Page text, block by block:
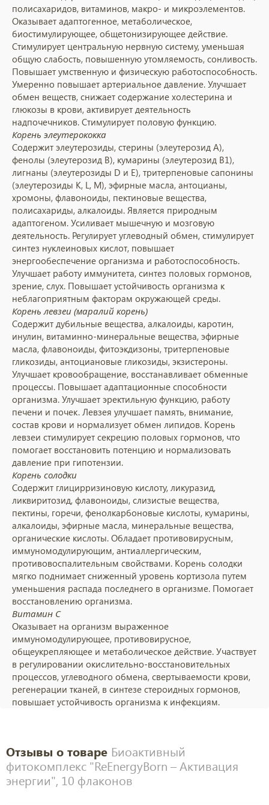
полисахаридов, витаминов, макро- и микроэлементов.
Оказывает адаптогенное, метаболическое,
биостимулирующее, общетонизирующее действие.
Стимулирует центральную нервную систему, уменьшая
общую слабость, повышенную утомляемость, сонливость.
Повышает умственную и физическую работоспособность.
Умеренно повышает артериальное давление. Улучшает
обмен веществ, снижает содержание холестерина и
глюкозы в крови, активирует деятельность
надпочечников. Стимулирует половую функцию.
Корень элеутерококка
Содержит элеутерозиды, стерины (элеутерозид A),
фенолы (элеутерозид B), кумарины (элеутерозид B1),
лигнаны (элеутерозиды D и E), тритерпеновые сапонины
(элеутерозиды K, L, M), эфирные масла, антоцианы,
хромоны, флавоноиды, пектиновые вещества,
полисахариды, алкалоиды. Является природным
адаптогеном. Усиливает мышечную и мозговую
деятельность. Регулирует углеводный обмен, стимулирует
синтез нуклеиновых кислот, повышает
энергообеспечение организма и работоспособность.
Улучшает работу иммунитета, синтез половых гормонов,
зрение, слух. Повышает устойчивость организма к
неблагоприятным факторам окружающей среды.
Корень левзеи (маралий корень)
Содержит дубильные вещества, алкалоиды, каротин,
инулин, витаминно-минеральные вещества, эфирные
масла, флавоноиды, фитоэкдизоны, тритерпеновые
гликозиды, антоциановые гликозиды, экзистероны.
Улучшает кровообращение, восстанавливает обменные
процессы. Повышает адаптационные способности
организма. Улучшает эректильную функцию, работу
печени и почек. Левзея улучшает память, внимание,
состав крови и нормализует обмен липидов. Корень
левзеи стимулирует секрецию половых гормонов, что
помогает восстановить потенцию и нормализовать
давление при гипотензии.
Корень солодки
Содержит глицирризиновую кислоту, ликуразид,
ликвиритозид, флавоноиды, слизистые вещества,
пектины, горечи, фенолкарбоновые кислоты, кумарины,
алкалоиды, эфирные масла, минеральные вещества,
органические кислоты. Обладает противовирусным,
иммуномодулирующим, антиаллергическим,
противовоспалительным свойствами. Корень солодки
мягко поднимает сниженный уровень кортизола путем
уменьшения распада последнего в организме. Помогает
восстановлению организма.
Витамин С
Оказывает на организм выраженное
иммуномодулирующее, противовирусное,
общеукрепляющее и метаболическое действие. Участвует
в регулировании окислительно-восстановительных
процессов, углеводного обмена, свертываемости крови,
регенерации тканей, в синтезе стероидных гормонов,
повышает устойчивость организма к инфекциям.
Отзывы о товаре Биоактивный
фитокомплекс "ReEnergyBorn – Активация
энергии", 10 флаконов